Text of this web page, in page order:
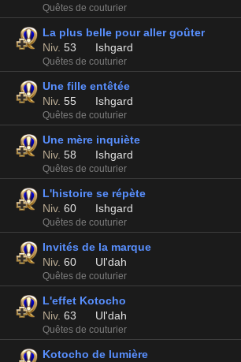
Quêtes de couturier
La plus belle pour aller goûter
Niv. 53 Ishgard
Quêtes de couturier
Une fille entêtée
Niv. 55 Ishgard
Quêtes de couturier
Une mère inquiète
Niv. 58 Ishgard
Quêtes de couturier
L'histoire se répète
Niv. 60 Ishgard
Quêtes de couturier
Invités de la marque
Niv. 60 Ul'dah
Quêtes de couturier
L'effet Kotocho
Niv. 63 Ul'dah
Quêtes de couturier
Kotocho de lumière